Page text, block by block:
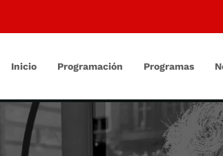
Inicio Programación Programas